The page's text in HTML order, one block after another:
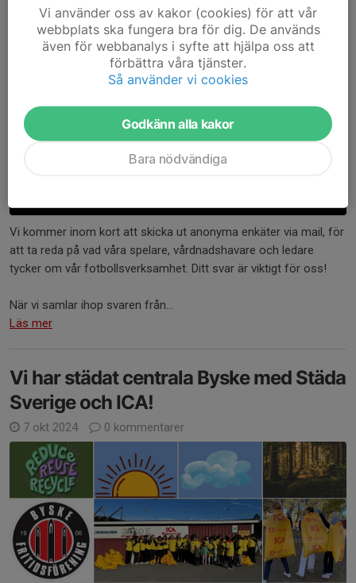
Vi kommer inom kort att skicka ut anonyma enkäter via mail, för
att ta reda på vad våra spelare, vårdnadshavare och ledare
tycker om vår fotbollsverksamhet. Ditt svar är viktigt för oss!
När vi samlar ihop svaren från...
Läs mer
Vi har städat centrala Byske med Städa
Sverige och ICA!
7 okt 2024 0 kommentarer
Vi använder oss av kakor (cookies) för att vår
webbplats ska fungera bra för dig. De används
även för webbanalys i syfte att hjälpa oss att
förbättra våra tjänster.
Så använder vi cookies
Godkänn alla kakor
Bara nödvändiga